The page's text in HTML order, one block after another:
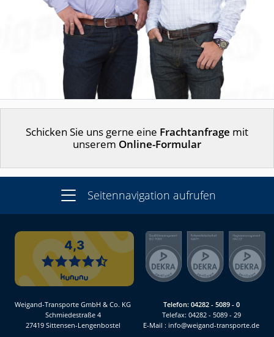
Schicken Sie uns gerne eine Frachtanfrage mit
unserem Online-Formular
Seitennavigation aufrufen
Weigand-Transporte GmbH & Co. KG
Schmiedestraße 4
27419 Sittensen-Lengenbostel
Telefon: 04282 - 5089 - 0
Telefax: 04282 - 5089 - 29
E-Mail : info@weigand-transporte.de